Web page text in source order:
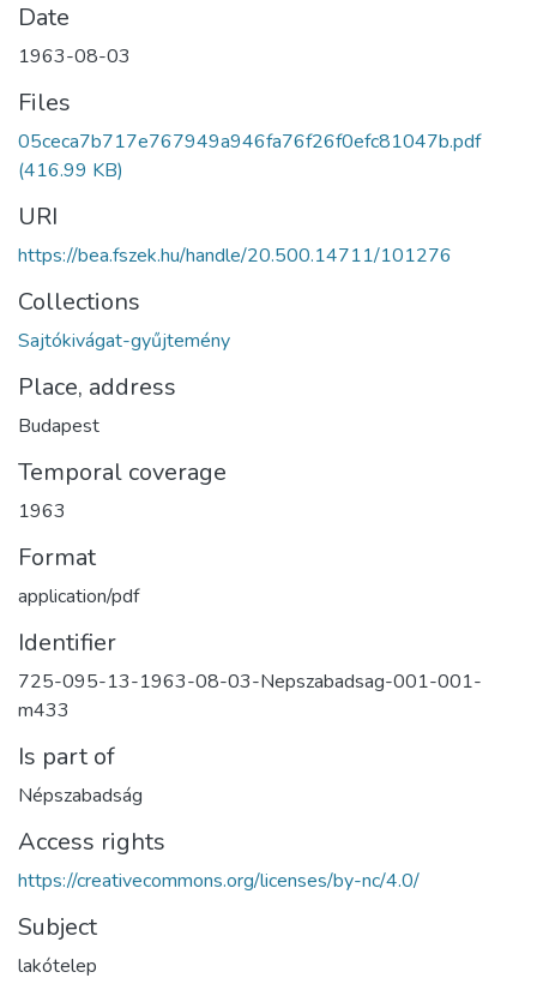
Date
1963-08-03
Files
05ceca7b717e767949a946fa76f26f0efc81047b.pdf
(416.99 KB)
URI
https://bea.fszek.hu/handle/20.500.14711/101276
Collections
Sajtókivágat-gyűjtemény
Place, address
Budapest
Temporal coverage
1963
Format
application/pdf
Identifier
725-095-13-1963-08-03-Nepszabadsag-001-001-
m433
Is part of
Népszabadság
Access rights
https://creativecommons.org/licenses/by-nc/4.0/
Subject
lakótelep